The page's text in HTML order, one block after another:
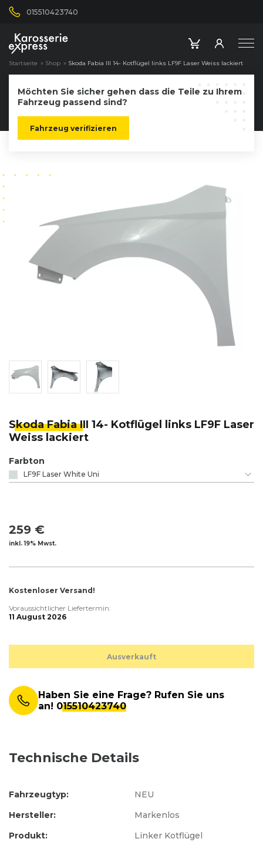
015510423740
Startseite » Shop » Skoda Fabia III 14- Kotflügel links LF9F Laser Weiss lackiert
Möchten Sie sicher gehen dass die Teile zu Ihrem
Fahrzeug passend sind?
Fahrzeug verifizieren
Skoda Fabia III 14- Kotflügel links LF9F Laser
Weiss lackiert
Farbton
LF9F Laser White Uni
259 €
inkl. 19% Mwst.
Kostenloser Versand!
Voraussichtlicher Liefertermin:
11 August 2026
Ausverkauft
Haben Sie eine Frage? Rufen Sie uns
an! 015510423740
Technische Details
Hersteller:
Markenlos
Produkt:
Linker Kotflügel
Fahrzeugtyp: NEU